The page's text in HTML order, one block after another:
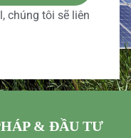
chúng tôi sẽ liên
& ĐẦU TƯ